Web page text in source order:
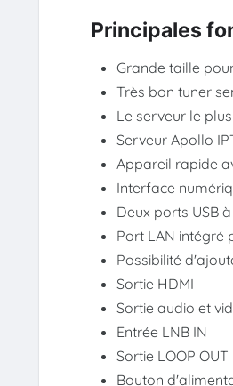
Principales
Grande taille
Très bon tuner
Le serveur le
Serveur Apollo
Appareil rapide
Interface
Deux ports USB
Port LAN intégré
Possibilité
Sortie HDMI
Sortie audio et
Entrée LNB IN
Sortie LOOP OUT
Bouton